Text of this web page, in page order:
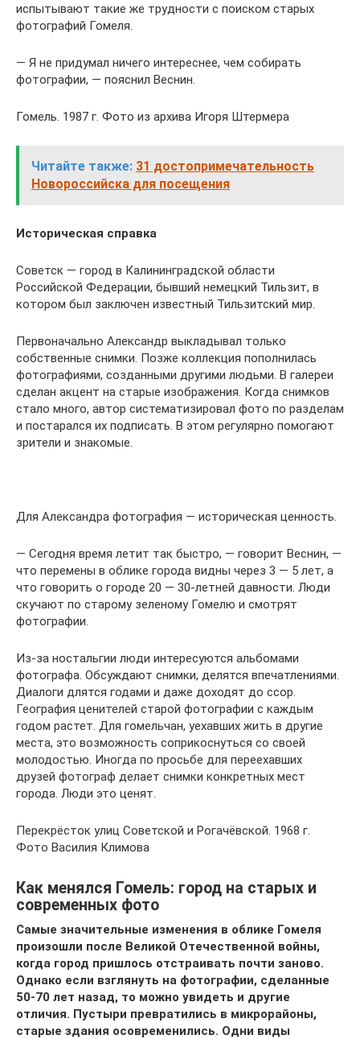
испытывают такие же трудности с поиском старых
фотографий Гомеля.
— Я не придумал ничего интереснее, чем собирать
фотографии, — пояснил Веснин.
Гомель. 1987 г. Фото из архива Игоря Штермера
Читайте также: 31 достопримечательность
Новороссийска для посещения
Историческая справка
Советск — город в Калинин­градской области
Российской Федерации, бывший немецкий Тильзит, в
котором был заключен известный Тильзитский мир.
Первоначально Александр выкладывал только
собственные снимки. Позже коллекция пополнилась
фотографиями, созданными другими людьми. В галереи
сделан акцент на старые изображения. Когда снимков
стало много, автор систематизировал фото по разделам
и постарался их подписать. В этом регулярно помогают
зрители и знакомые.
Для Александра фотография — историческая ценность.
— Сегодня время летит так быстро, — говорит Веснин, —
что перемены в облике города видны через 3 — 5 лет, а
что говорить о городе 20 — 30-летней давности. Люди
скучают по старому зеленому Гомелю и смотрят
фотографии.
Из-за ностальгии люди интересуются альбомами
фотографа. Обсуждают снимки, делятся впечатлениями.
Диалоги длятся годами и даже доходят до ссор.
География ценителей старой фотографии с каждым
годом растет. Для гомельчан, уехавших жить в другие
места, это возможность соприкоснуться со своей
молодостью. Иногда по просьбе для переехавших
друзей фотограф делает снимки конкретных мест
города. Люди это ценят.
Перекрёсток улиц Советской и Рогачёвской. 1968 г.
Фото Василия Климова
Как менялся Гомель: город на старых и
современных фото
Самые значительные изменения в облике Гомеля
произошли после Великой Отечественной войны,
когда город пришлось отстраивать почти заново.
Однако если взглянуть на фотографии, сделан­ные
50-70 лет назад, то можно увидеть и другие
отличия. Пустыри превратились в микрорайоны,
старые здания осовременились. Одни виды